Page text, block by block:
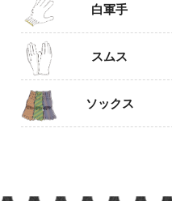
白軍手
スムス
ソックス